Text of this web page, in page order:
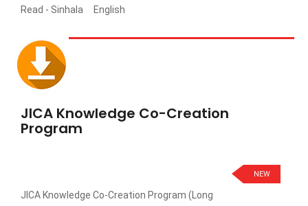
Read - Sinhala English
JICA Knowledge Co-Creation
Program
NEW
JICA Knowledge Co-Creation Program (Long